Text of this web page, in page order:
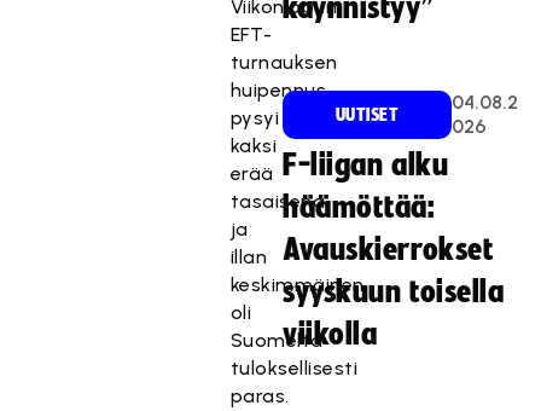
Viikonlopun
EFT-
turnauksen
huipennus
pysyi
kaksi
erää
tasaisena,
ja
illan
keskimmäinen
oli
Suomelta
tuloksellisesti
paras.
käynnistyy”
UUTISET
04.08.2
026
F-liigan alku
häämöttää:
Avauskierrokset
syyskuun toisella
viikolla